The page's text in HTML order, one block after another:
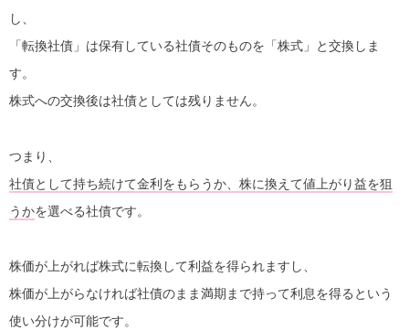
し、
「転換社債」は保有している社債そのものを「株式」と交換しま
す。
株式への交換後は社債としては残りません。
つまり、
社債として持ち続けて金利をもらうか、株に換えて値上がり益を狙
うかを選べる社債です。
株価が上がれば株式に転換して利益を得られますし、
株価が上がらなければ社債のまま満期まで持って利息を得るという
使い分けが可能です。